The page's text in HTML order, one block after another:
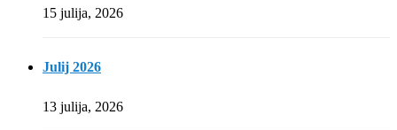
15 julija, 2026
Julij 2026
13 julija, 2026